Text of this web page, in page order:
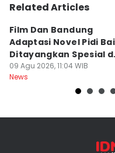
Related Articles
Film Dan Bandung
Adaptasi Novel Pidi
Ditayangkan Spesial
Jogja
09 Agu 2026, 11:04 WIB
News